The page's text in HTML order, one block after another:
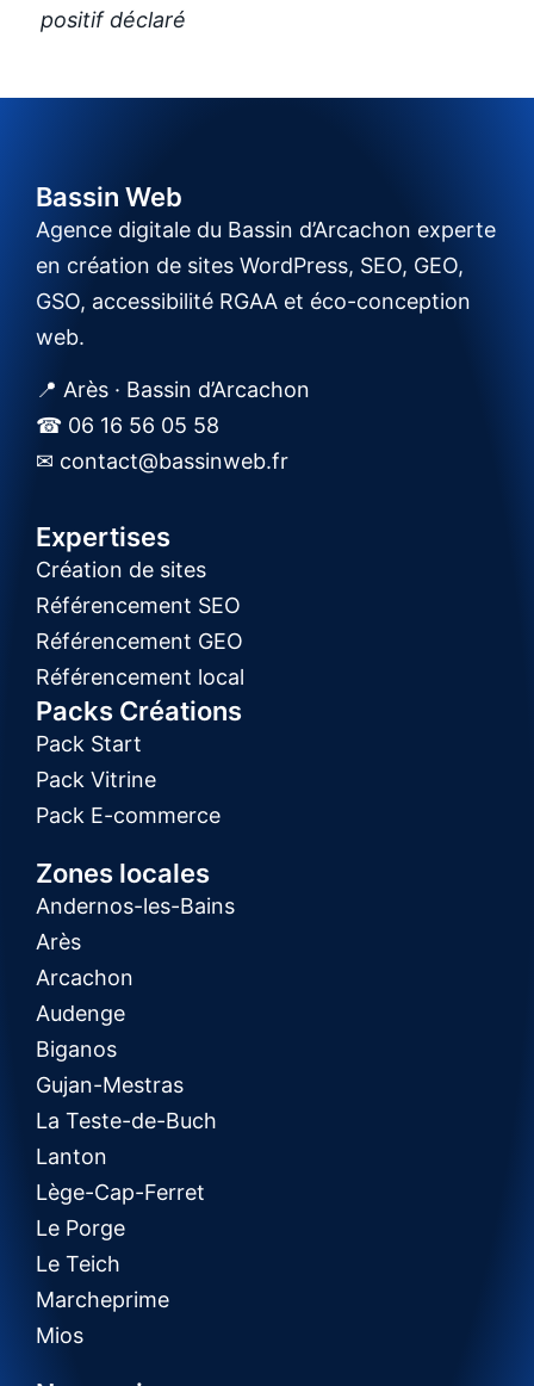
positif déclaré
Bassin Web
Agence digitale du Bassin d’Arcachon experte
en création de sites WordPress, SEO, GEO,
GSO, accessibilité RGAA et éco-conception
web.
📍 Arès · Bassin d’Arcachon
☎ 06 16 56 05 58
✉ contact@bassinweb.fr
Expertises
Création de sites
Référencement SEO
Référencement GEO
Référencement local
Packs Créations
Pack Start
Pack Vitrine
Pack E-commerce
Zones locales
Andernos-les-Bains
Arès
Arcachon
Audenge
Biganos
Gujan-Mestras
La Teste-de-Buch
Lanton
Lège-Cap-Ferret
Le Porge
Le Teich
Marcheprime
Mios